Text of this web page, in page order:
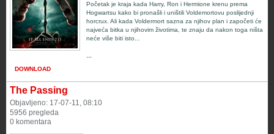
Početak je kraja kada Harry, Ron i Hermione krenu prema
Hogwartsu kako bi pronašli i uništili Voldemortovu poslijednji
horcrux. Ali kada Voldermort sazna za njihov plan i započeti će
najveća bitka u njihovim životima, te znaju da nakon toga ništa
neće više biti isto...
...
DOWNLOAD
The Passing
Objavljeno: 17-07-11, 08:10
5956 pregleda
0 komentara